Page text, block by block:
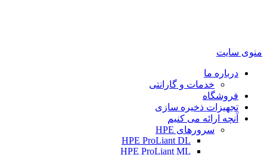
منوی سایت
درباره ما
خدمات و گارانتی
فروشگاه
تجهیزات ذخیره سازی
آنچه ارائه می کنیم
سرورهای HPE
HPE ProLiant DL
HPE ProLiant ML